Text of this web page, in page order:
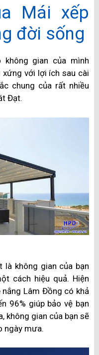
Mái xếp
đời sống
gian của mình
với lợi ích sau cài
chung của rất nhiều
Đạt.
là không gian của bạn
cách hiệu quả. Hiện
Lâm Đồng có khả
96% giúp bảo vệ bạn
không gian của bạn sẽ
ngày mưa.